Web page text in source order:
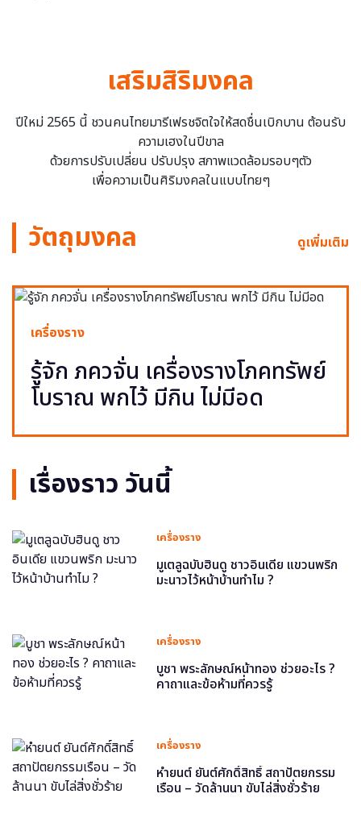
เสริมสิริมงคล
ปีใหม่ 2565 นี้ ชวนคนไทยมารีเฟรชจิตใจให้สดชื่นเบิกบาน ต้อนรับ
ความเฮงในปีขาล
ด้วยการปรับเปลี่ยน ปรับปรุง สภาพแวดล้อมรอบๆตัว
เพื่อความเป็นศิริมงคลในแบบไทยๆ
วัตถุมงคล ดูเพิ่มเติม
เครื่องราง
รู้จัก ภควจั่น เครื่องรางโภคทรัพย์
โบราณ พกไว้ มีกิน ไม่มีอด
เรื่องราว วันนี้
เครื่องราง
มูเตลูฉบับฮินดู ชาวอินเดีย แขวนพริก
มะนาวไว้หน้าบ้านทำไม ?
เครื่องราง
บูชา พระลักษณ์หน้าทอง ช่วยอะไร ?
คาถาและข้อห้ามที่ควรรู้
เครื่องราง
หำยนต์ ยันต์ศักดิ์สิทธิ์ สถาปัตยกรรม
เรือน – วัดล้านนา ขับไล่สิ่งชั่วร้าย